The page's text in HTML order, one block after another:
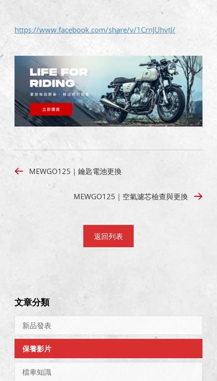
https://www.facebook.com/share/v/1CrnJUhvtJ/
MEWGO125｜鑰匙電池更換
MEWGO125｜空氣濾芯檢查與更換
返回列表
文章分類
新品發表
保養影片
檔車知識